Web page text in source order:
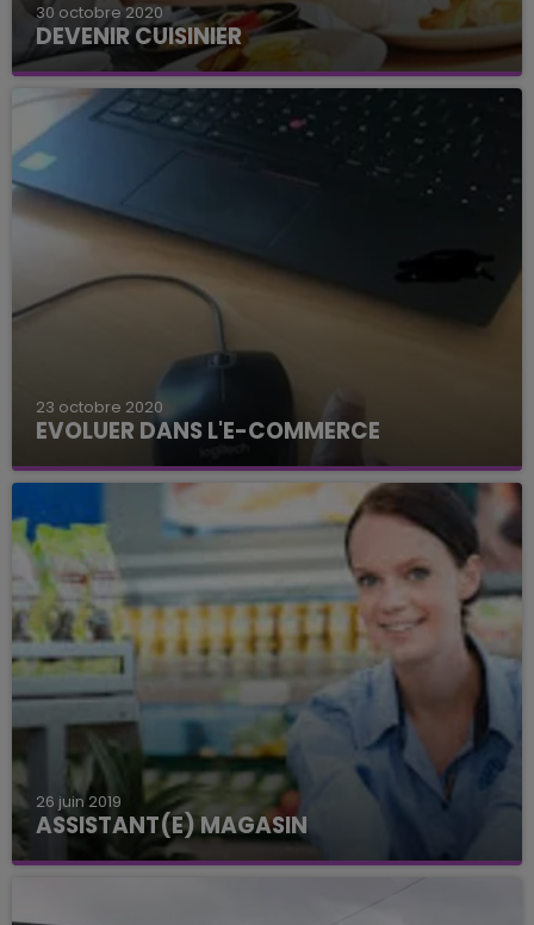
30 octobre 2020
DEVENIR CUISINIER
Un poste de commis de cuisine est à pourvoir de
toute urgence.
23 octobre 2020
EVOLUER DANS L'E-COMMERCE
26 juin 2019
ASSISTANT(E) MAGASIN